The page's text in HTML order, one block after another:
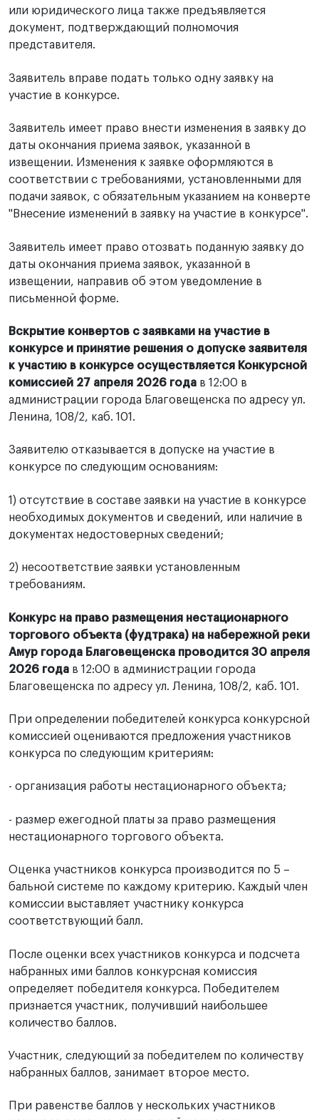
или юридического лица также предъявляется
документ, подтверждающий полномочия
представителя.
Заявитель вправе подать только одну заявку на
участие в конкурсе.
Заявитель имеет право внести изменения в заявку до
даты окончания приема заявок, указанной в
извещении. Изменения к заявке оформляются в
соответствии с требованиями, установленными для
подачи заявок, с обязательным указанием на конверте
"Внесение изменений в заявку на участие в конкурсе".
Заявитель имеет право отозвать поданную заявку до
даты окончания приема заявок, указанной в
извещении, направив об этом уведомление в
письменной форме.
Вскрытие конвертов с заявками на участие в
конкурсе и принятие решения о допуске заявителя
к участию в конкурсе осуществляется Конкурсной
комиссией 27 апреля 2026 года в 12:00 в
администрации города Благовещенска по адресу ул.
Ленина, 108/2, каб. 101.
Заявителю отказывается в допуске на участие в
конкурсе по следующим основаниям:
1) отсутствие в составе заявки на участие в конкурсе
необходимых документов и сведений, или наличие в
документах недостоверных сведений;
2) несоответствие заявки установленным
требованиям.
Конкурс на право размещения нестационарного
торгового объекта (фудтрака) на набережной реки
Амур города Благовещенска проводится 30 апреля
2026 года в 12:00 в администрации города
Благовещенска по адресу ул. Ленина, 108/2, каб. 101.
При определении победителей конкурса конкурсной
комиссией оцениваются предложения участников
конкурса по следующим критериям:
- организация работы нестационарного объекта;
- размер ежегодной платы за право размещения
нестационарного торгового объекта.
Оценка участников конкурса производится по 5 –
бальной системе по каждому критерию. Каждый член
комиссии выставляет участнику конкурса
соответствующий балл.
После оценки всех участников конкурса и подсчета
набранных ими баллов конкурсная комиссия
определяет победителя конкурса. Победителем
признается участник, получивший наибольшее
количество баллов.
Участник, следующий за победителем по количеству
набранных баллов, занимает второе место.
При равенстве баллов у нескольких участников